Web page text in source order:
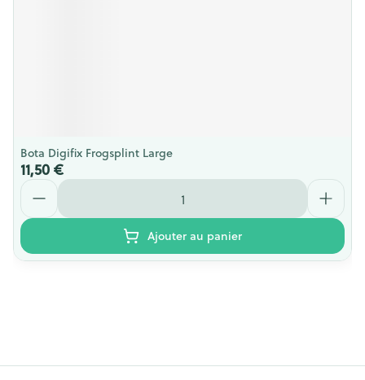
Bota Digifix Frogsplint Large
11,50 €
Quantité
Ajouter au panier